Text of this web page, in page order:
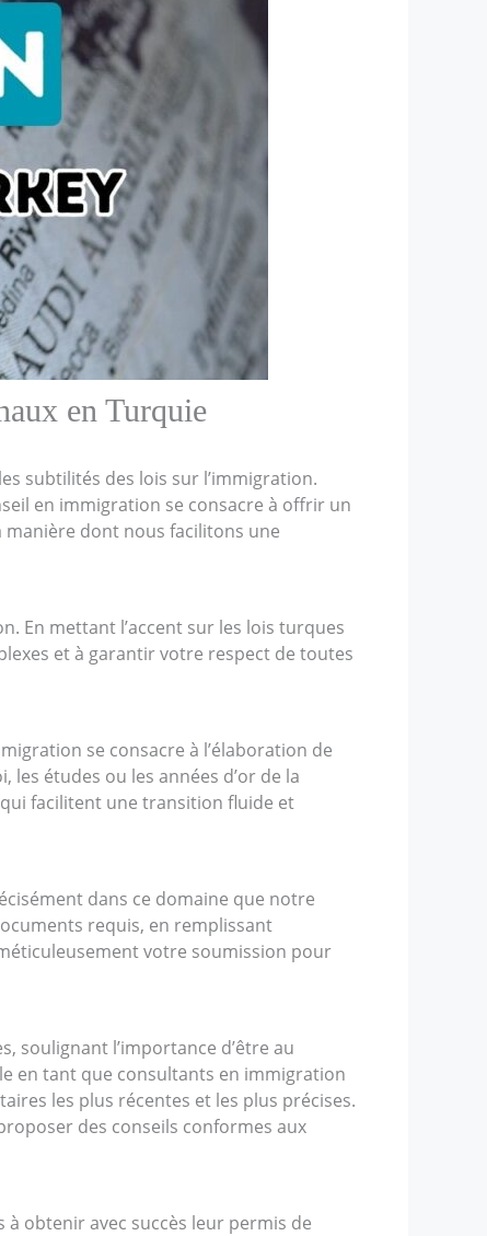
en Turquie
subtilités des lois sur l’immigration.
en immigration se consacre à offrir un
dont nous facilitons une
En mettant l’accent sur les lois turques
et à garantir votre respect de toutes
se consacre à l’élaboration de
études ou les années d’or de la
facilitent une transition fluide et
dans ce domaine que notre
requis, en remplissant
votre soumission pour
soulignant l’importance d’être au
en tant que consultants en immigration
les plus récentes et les plus précises.
des conseils conformes aux
obtenir avec succès leur permis de